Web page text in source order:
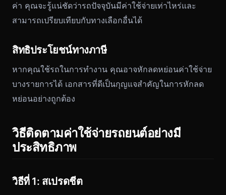
ค่า คุณจะรู้แน่ชัดว่ารถปัจจุบันมีค่าใช้จ่ายเท่าไหร่และ
สามารถเปรียบเทียบกับทางเลือกอื่นได้
สิทธิประโยชน์ทางภาษี
หากคุณใช้รถในการทำงาน คุณอาจหักลดหย่อนค่าใช้จ่าย
บางรายการได้ เอกสารที่ดีเป็นกุญแจสำคัญในการหักลด
หย่อนอย่างถูกต้อง
วิธีติดตามค่าใช้จ่ายรถยนต์อย่างมี
ประสิทธิภาพ
วิธีที่ 1: สเปรดชีต